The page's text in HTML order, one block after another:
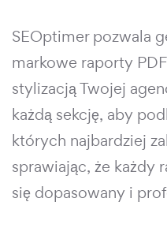
SEOptimer pozwala
markowe raporty
stylizacją Twojej
każdą sekcję, aby
których najbardziej
sprawiając, że każdy
się dopasowany i